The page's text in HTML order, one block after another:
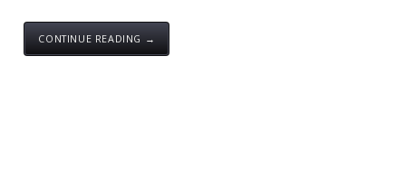
CONTINUE READING →